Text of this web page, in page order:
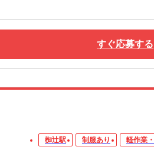
すぐ応募する
椥辻駅 制服あり 軽作業